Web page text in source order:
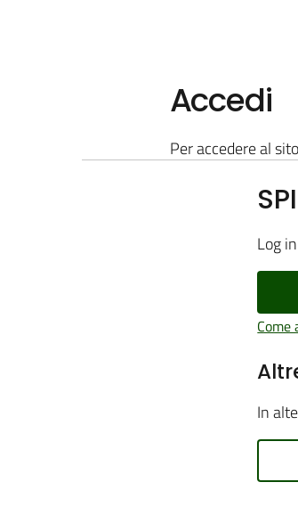
Accedi
Per accedere al
Log
Come
In